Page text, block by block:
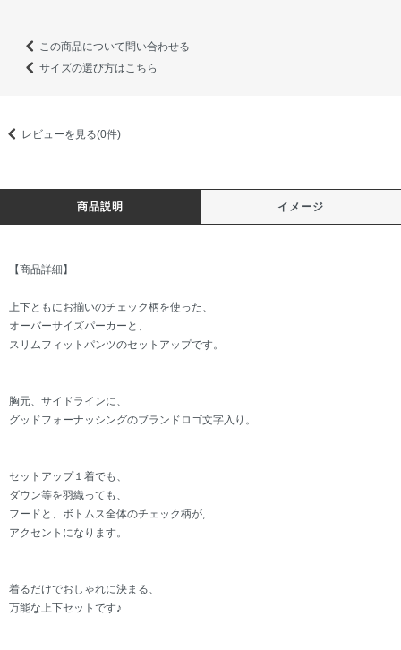
この商品について問い合わせる
サイズの選び方はこちら
レビューを見る(0件)
商品説明 イメージ
【商品詳細】
上下ともにお揃いのチェック柄を使った、
オーバーサイズパーカーと、
スリムフィットパンツのセットアップです。
胸元、サイドラインに、
グッドフォーナッシングのブランドロゴ文字入り。
セットアップ１着でも、
ダウン等を羽織っても、
フードと、ボトムス全体のチェック柄が,
アクセントになります。
着るだけでおしゃれに決まる、
万能な上下セットです♪